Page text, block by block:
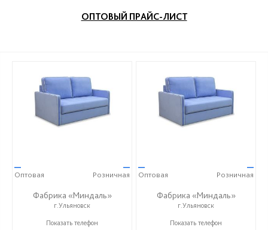
ОПТОВЫЙ ПРАЙС-ЛИСТ
—
Оптовая
—
Розничная
Фабрика «Миндаль»
г.Ульяновск
+7 (927) 630-62-82
Показать телефон
—
Оптовая
—
Розничная
Фабрика «Миндаль»
г.Ульяновск
+7 (927) 630-62-82
Показать телефон